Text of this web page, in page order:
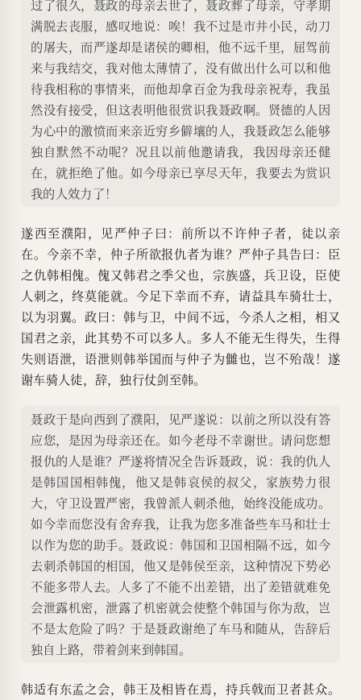
过了很久，聂政的母亲去世了，聂政葬了母亲，守孝期
满脱去丧服，感叹地说：唉！我不过是市井小民，动刀
的屠夫，而严遂却是诸侯的卿相，他不远千里，屈驾前
来与我结交，我对他太薄情了，没有做出什么可以和他
待我相称的事情来，而他却拿百金为我母亲祝寿，我虽
然没有接受，但这表明他很赏识我聂政啊。贤德的人因
为心中的激愤而来亲近穷乡僻壤的人，我聂政怎么能够
独自默然不动呢？况且以前他邀请我，我因母亲还健
在，就拒绝了他。如今母亲已享尽天年，我要去为赏识
我的人效力了！
遂西至濮阳，见严仲子曰：前所以不许仲子者，徒以亲
在。今亲不幸，仲子所欲报仇者为谁？严仲子具告曰：臣
之仇韩相傀。傀又韩君之季父也，宗族盛，兵卫设，臣使
人刺之，终莫能就。今足下幸而不弃，请益具车骑壮士，
以为羽翼。政曰：韩与卫，中间不远，今杀人之相，相又
国君之亲，此其势不可以多人。多人不能无生得失，生得
失则语泄，语泄则韩举国而与仲子为雠也，岂不殆哉！遂
谢车骑人徒，辞，独行仗剑至韩。
聂政于是向西到了濮阳，见严遂说：以前之所以没有答
应您，是因为母亲还在。如今老母不幸谢世。请问您想
报仇的人是谁？严遂将情况全告诉聂政，说：我的仇人
是韩国国相韩傀，他又是韩哀侯的叔父，家族势力很
大，守卫设置严密，我曾派人刺杀他，始终没能成功。
如今幸而您没有舍弃我，让我为您多准备些车马和壮士
以作为您的助手。聂政说：韩国和卫国相隔不远，如今
去刺杀韩国的相国，他又是韩侯至亲，这种情况下势必
不能多带人去。人多了不能不出差错，出了差错就难免
会泄露机密，泄露了机密就会使整个韩国与你为敌，岂
不是太危险了吗？于是聂政谢绝了车马和随从，告辞后
独自上路，带着剑来到韩国。
韩适有东孟之会，韩王及相皆在焉，持兵戟而卫者甚众。